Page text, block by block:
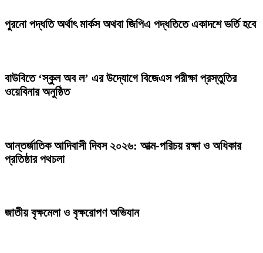
পুরনো পদ্ধতি অর্থাৎ মার্কস অথবা জিপিএ পদ্ধতিতে একাদশে ভর্তি হবে
বাউবিতে ‘স্কুল অব ল’ এর উদ্যােগে বিজেএস পরীক্ষা প্রস্তুতির
ওয়েবিনার অনুষ্ঠিত
আন্তর্জাতিক আদিবাসী দিবস ২০২৬: আত্ম-পরিচয় রক্ষা ও অধিকার
প্রতিষ্ঠার পথচলা
জাতীয় বৃক্ষমেলা ও বৃক্ষরোপণ অভিযান